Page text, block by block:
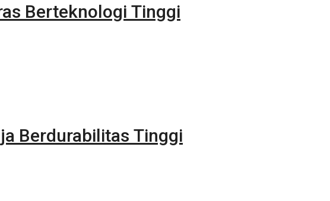
Berteknologi Tinggi
Berdurabilitas Tinggi